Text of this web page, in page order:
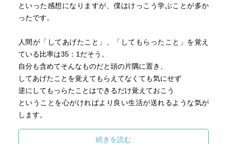
といった感想になりますが、僕はけっこう学ぶことが多か
ったです。
人間が「してあげたこと」、「してもらったこと」を覚え
ている比率は35：1だそう。
自分も含めてそんなものだと頭の片隅に置き、
してあげたことを覚えてもらえてなくても気にせず
逆にしてもっらたことはできるだけ覚えておこう
ということを心がければより良い生活が送れるような気が
します。
あと、第一感情と第二感情の話もおもしろかったなあ。
続きを読む